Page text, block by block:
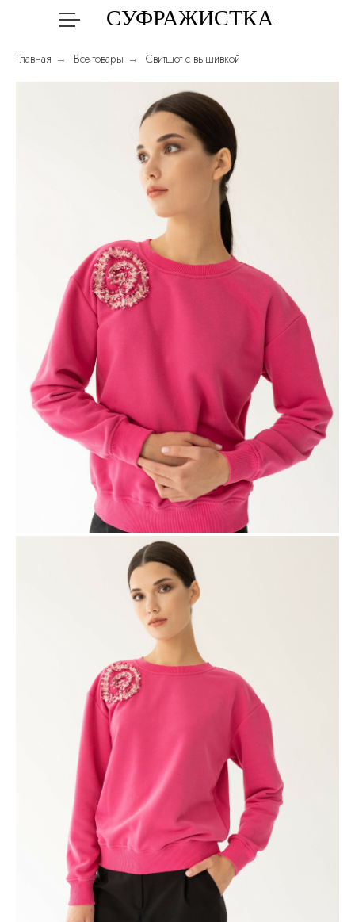
СУФРАЖИСТКА
Главная → Все товары → Свитшот с вышивкой